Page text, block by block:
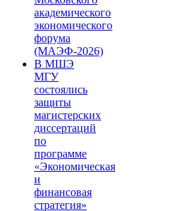
академического
экономического
форума
(МАЭФ-2026)
В МШЭ
МГУ
состоялись
защиты
магистерских
диссертаций
по
программе
«Экономическая
и
финансовая
стратегия»